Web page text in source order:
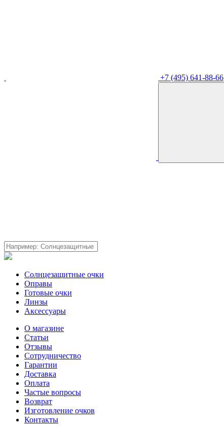
+7 (495) 641-88-66
Солнцезащитные очки
Оправы
Готовые очки
Линзы
Аксессуары
О магазине
Статьи
Отзывы
Сотрудничество
Гарантии
Доставка
Оплата
Частые вопросы
Возврат
Изготовление очков
Контакты